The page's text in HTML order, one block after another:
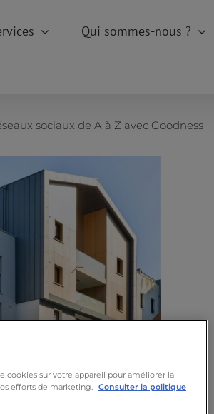
Qui sommes-nous ?
sociaux de A à Z avec Goodness
cookies sur votre appareil pour améliorer la
efforts de marketing. Consulter la politique